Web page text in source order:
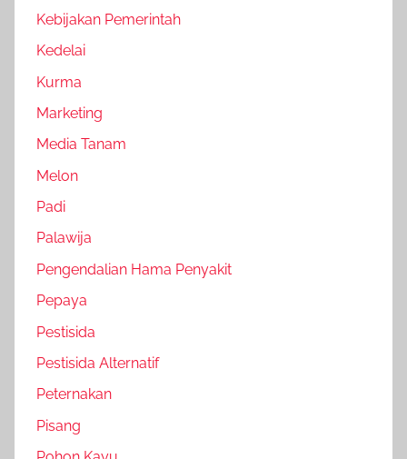
Kebijakan Pemerintah
Kedelai
Kurma
Marketing
Media Tanam
Melon
Padi
Palawija
Pengendalian Hama Penyakit
Pepaya
Pestisida
Pestisida Alternatif
Peternakan
Pisang